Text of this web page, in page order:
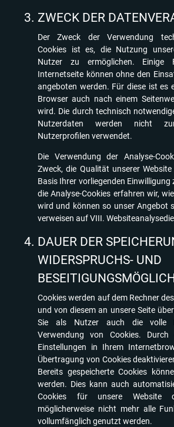
ZWECK DER
Der Zweck der Verwendung
Cookies ist es, die Nutzung
Nutzer zu ermöglichen. Einige
Internetseite können ohne den
angeboten werden. Für diese ist es
Browser auch nach einem
wird. Die durch technisch
Nutzerdaten werden nicht
Nutzerprofilen verwendet.
Die Verwendung der Analyse-
Zweck, die Qualität unserer
Basis Ihrer vorliegenden Einwilligung
die Analyse-Cookies erfahren wir,
wird und können so unser Angebot
verweisen auf VIII.
DAUER DER
WIDERSPRUCHS- UND
Cookies werden auf dem Rechner
und von diesem an unsere Seite
Sie als Nutzer auch die volle
Verwendung von Cookies.
Einstellungen in Ihrem
Übertragung von Cookies
Bereits gespeicherte Cookies
werden. Dies kann auch
Cookies für unsere Website
möglicherweise nicht mehr alle
vollumfänglich genutzt werden.